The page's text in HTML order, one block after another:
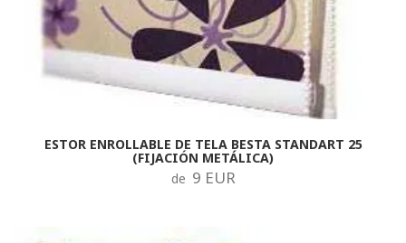
ESTOR ENROLLABLE DE TELA BESTA STANDART 25
(FIJACIÓN METÁLICA)
de 9 EUR